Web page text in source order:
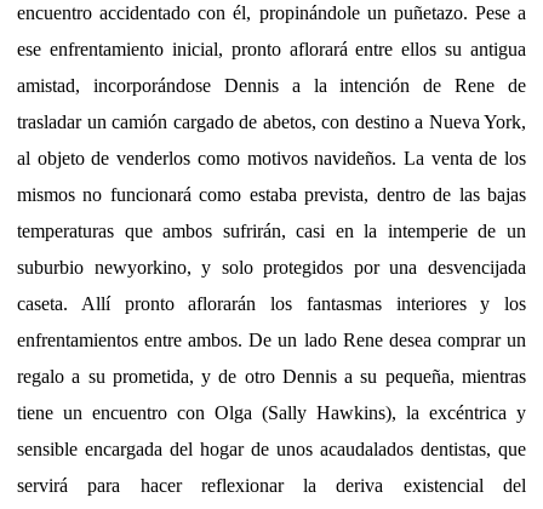
encuentro accidentado con él, propinándole un puñetazo. Pese a
ese enfrentamiento inicial, pronto aflorará entre ellos su antigua
amistad, incorporándose Dennis a la intención de Rene de
trasladar un camión cargado de abetos, con destino a Nueva York,
al objeto de venderlos como motivos navideños. La venta de los
mismos no funcionará como estaba prevista, dentro de las bajas
temperaturas que ambos sufrirán, casi en la intemperie de un
suburbio newyorkino, y solo protegidos por una desvencijada
caseta. Allí pronto aflorarán los fantasmas interiores y los
enfrentamientos entre ambos. De un lado Rene desea comprar un
regalo a su prometida, y de otro Dennis a su pequeña, mientras
tiene un encuentro con Olga (Sally Hawkins), la excéntrica y
sensible encargada del hogar de unos acaudalados dentistas, que
servirá para hacer reflexionar la deriva existencial del